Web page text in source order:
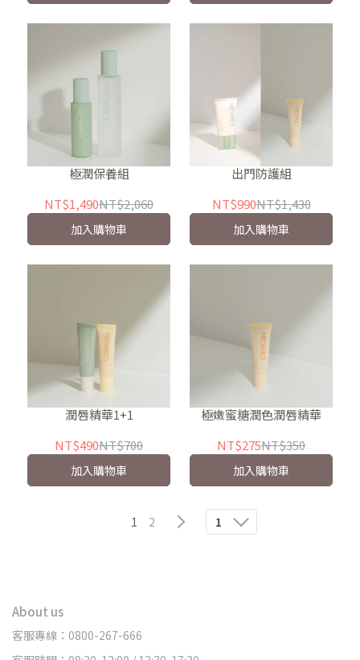
極潤保養組
NT$1,490NT$2,060
加入購物車
出門防護組
NT$990NT$1,430
加入購物車
潤唇精華1+1
NT$490NT$700
加入購物車
極嫩蜜糖潤色潤唇精華
NT$275NT$350
加入購物車
1 2 1
About us
客服專線：0800-267-666